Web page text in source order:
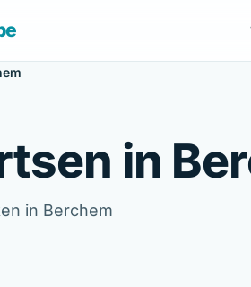
in
in Berchem